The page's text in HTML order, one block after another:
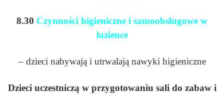
8.30 Czynności higieniczne i samoobsługowe w
łazience
– dzieci nabywają i utrwalają nawyki higieniczne
Dzieci uczestniczą w przygotowaniu sali do zabaw i